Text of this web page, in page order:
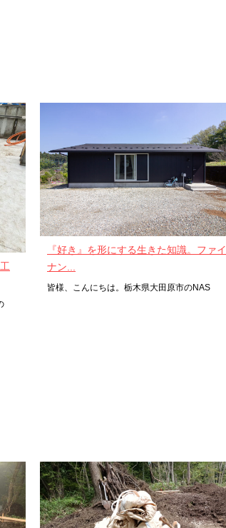
『好き』を形にする生きた知識。ファイ
ナン...
皆様、こんにちは。栃木県大田原市のNAS